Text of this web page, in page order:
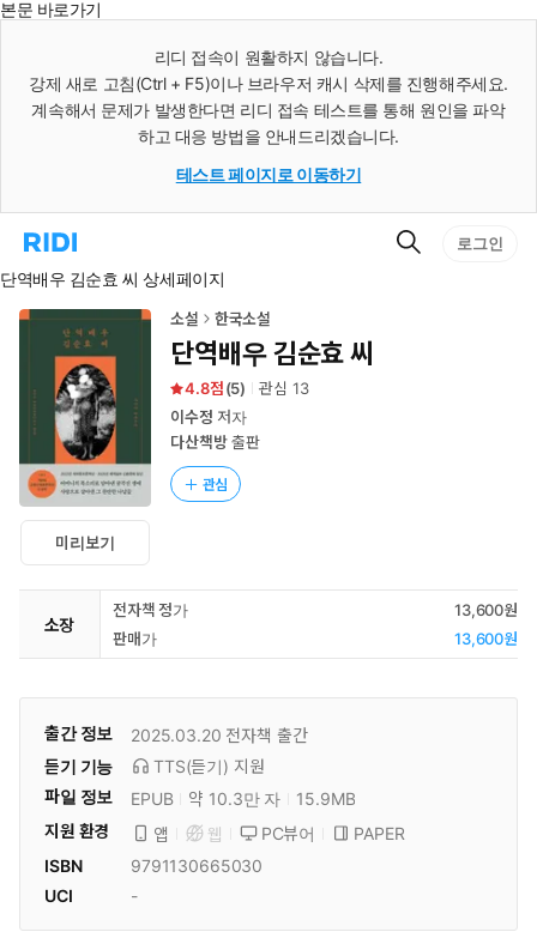
본문 바로가기
리디 접속이 원활하지 않습니다.
강제 새로 고침(Ctrl + F5)이나 브라우저 캐시 삭제를 진행해주세요.
계속해서 문제가 발생한다면 리디 접속 테스트를 통해 원인을 파악
하고 대응 방법을 안내드리겠습니다.
테스트 페이지로 이동하기
리
홈
로
검
로그인
단역배우 김순효 씨 상세페이지
미리보기
소설 한국소설
단역배우 김순효 씨
4.8 (5) 관심 13
이수정 저자
다산책방출판
관심
소장
전자책 정가
13,600원
판매가
13,600원
출간 정보 2025.03.20 전자책 출간
듣기 기능
TTS(듣기) 지원
파일 정보
EPUB 약 10.3만 자
15.9MB
지원 환경
앱 웹 PC뷰어
PAPER
ISBN
9791130665030
UCI
-